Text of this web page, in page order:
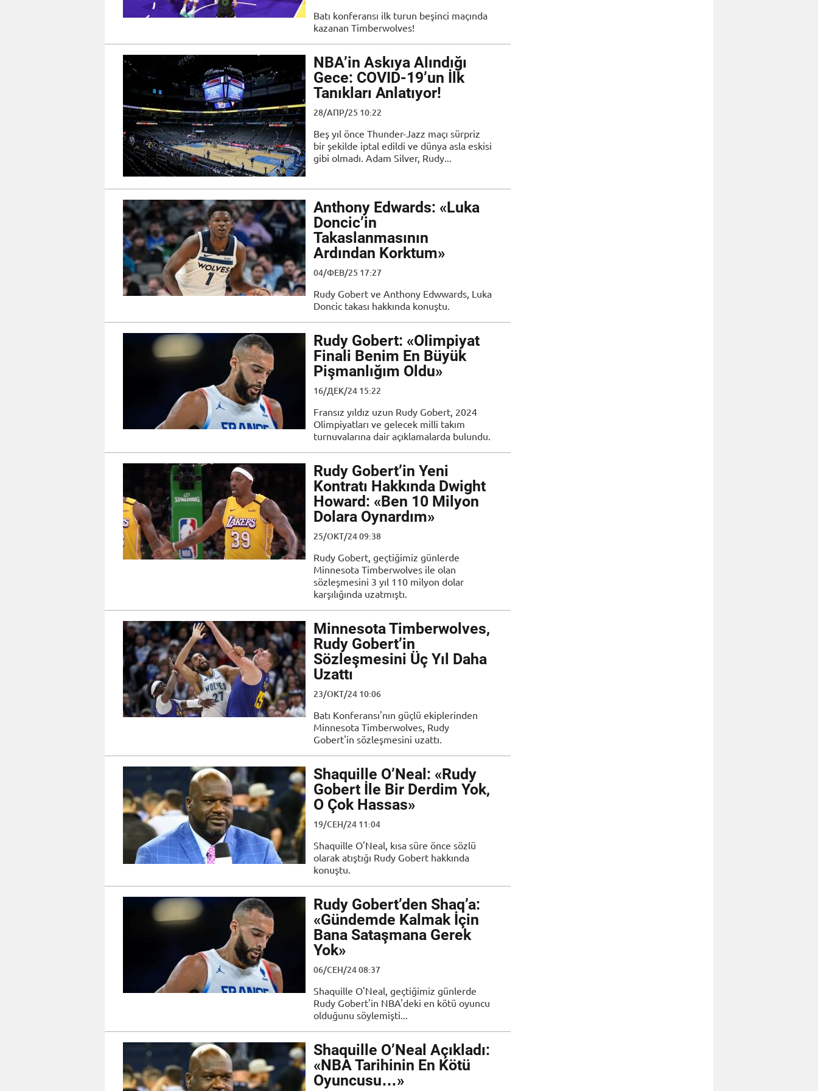
Batı konferansı ilk turun beşinci maçında
kazanan Timberwolves!
NBA’in Askıya Alındığı
Gece: COVID-19’un İlk
Tanıkları Anlatıyor!
28/АПР/25 10:22
Beş yıl önce Thunder-Jazz maçı sürpriz
bir şekilde iptal edildi ve dünya asla eskisi
gibi olmadı. Adam Silver, Rudy...
Anthony Edwards: «Luka
Doncic’in
Takaslanmasının
Ardından Korktum»
04/ФЕВ/25 17:27
Rudy Gobert ve Anthony Edwwards, Luka
Doncic takası hakkında konuştu.
Rudy Gobert: «Olimpiyat
Finali Benim En Büyük
Pişmanlığım Oldu»
16/ДЕК/24 15:22
Fransız yıldız uzun Rudy Gobert, 2024
Olimpiyatları ve gelecek milli takım
turnuvalarına dair açıklamalarda bulundu.
Rudy Gobert’in Yeni
Kontratı Hakkında Dwight
Howard: «Ben 10 Milyon
Dolara Oynardım»
25/ОКТ/24 09:38
Rudy Gobert, geçtiğimiz günlerde
Minnesota Timberwolves ile olan
sözleşmesini 3 yıl 110 milyon dolar
karşılığında uzatmıştı.
Minnesota Timberwolves,
Rudy Gobert’in
Sözleşmesini Üç Yıl Daha
Uzattı
23/ОКТ/24 10:06
Batı Konferansı'nın güçlü ekiplerinden
Minnesota Timberwolves, Rudy
Gobert'in sözleşmesini uzattı.
Shaquille O’Neal: «Rudy
Gobert İle Bir Derdim Yok,
O Çok Hassas»
19/СЕН/24 11:04
Shaquille O'Neal, kısa süre önce sözlü
olarak atıştığı Rudy Gobert hakkında
konuştu.
Rudy Gobert’den Shaq’a:
«Gündemde Kalmak İçin
Bana Sataşmana Gerek
Yok»
06/СЕН/24 08:37
Shaquille O'Neal, geçtiğimiz günlerde
Rudy Gobert'in NBA'deki en kötü oyuncu
olduğunu söylemişti...
Shaquille O’Neal Açıkladı:
«NBA Tarihinin En Kötü
Oyuncusu…»